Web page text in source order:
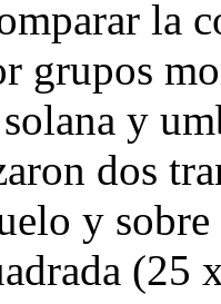
la
grupos
y
dos
y sobre